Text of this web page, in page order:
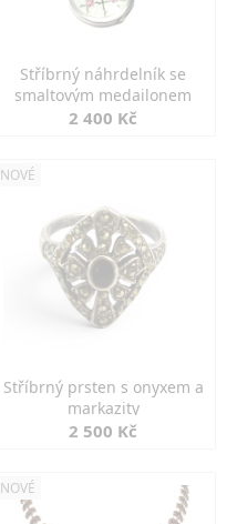
Stříbrný náhrdelník se
smaltovým medailonem
2 400 Kč
NOVÉ
Stříbrný prsten s onyxem a
markazity
2 500 Kč
NOVÉ